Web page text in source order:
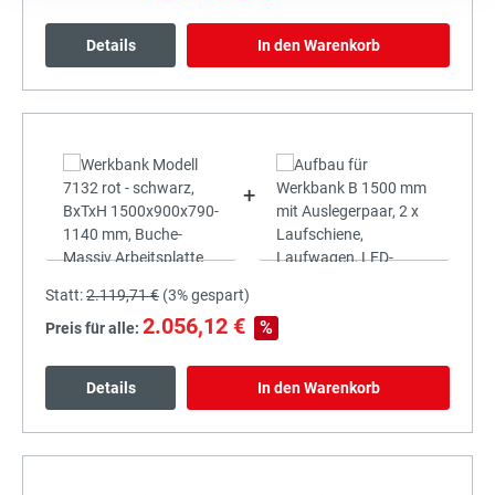
Details In den Warenkorb
+
Statt:2.119,71 € (3%gespart)
Preis für alle: 2.056,12 € %
Details In den Warenkorb